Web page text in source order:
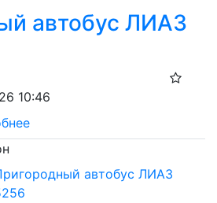
автобус ЛИАЗ
10:46
автобус ЛИАЗ